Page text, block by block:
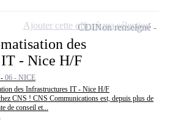
des
- Nice H/F
06 - NICE
des Infrastructures IT - Nice H/F
CNS ! CNS Communications est, depuis plus de
de conseil et...
CDINon renseigné
Ajouter cette offre à ma sélection